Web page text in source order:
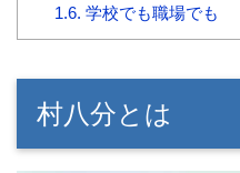
1.6. 学校でも職場でも
村八分とは